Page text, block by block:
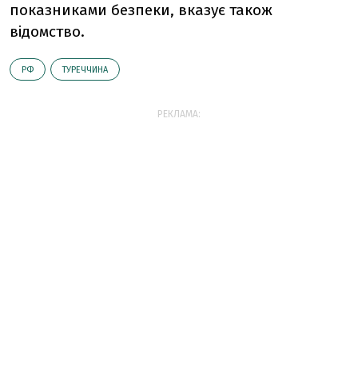
показниками безпеки, вказує також
відомство.
РФ ТУРЕЧЧИНА
РЕКЛАМА: